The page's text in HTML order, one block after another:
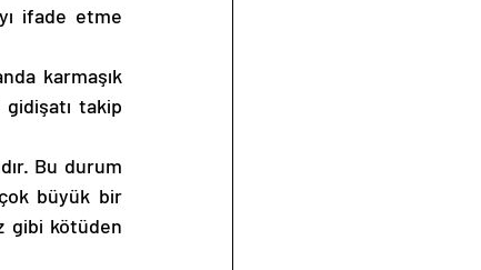
ifade etme
karmaşık
gidişatı takip
Bu durum
büyük bir
gibi kötüden